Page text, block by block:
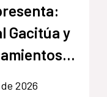
Gacitúa y
2026